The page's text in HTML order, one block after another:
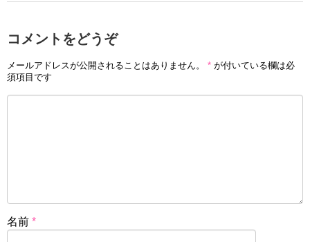
コメントをどうぞ
メールアドレスが公開されることはありません。 * が付いている欄は必
須項目です
名前 *